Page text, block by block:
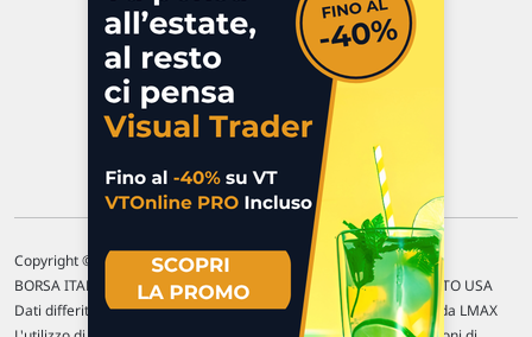
Chi siamo
Commenti e segnalazioni
Contattaci
Copyright © 1996-2026 Traderlink Italia s.r.l.
BORSA ITALIANA Quotazioni di borsa differite di 15 min. / MERCATO USA
Dati differiti di 15 min. (fonte Intrinio) / FOREX Quotazioni fornite da LMAX